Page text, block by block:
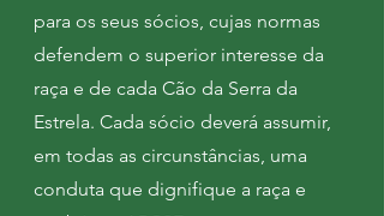
para os seus sócios, cujas normas
defendem o superior interesse da
raça e de cada Cão da Serra da
Estrela. Cada sócio deverá assumir,
em todas as circunstâncias, uma
conduta que dignifique a raça e